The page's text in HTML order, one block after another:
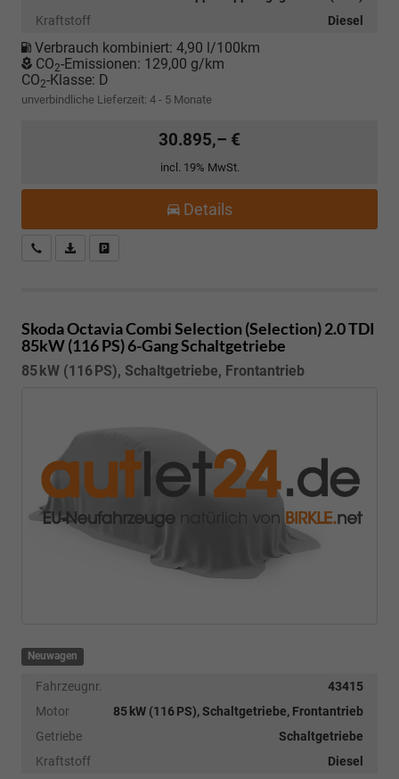
Kraftstoff
Diesel
Verbrauch kombiniert: 4,90 l/100km
CO2-Emissionen: 129,00 g/km
CO2-Klasse: D
unverbindliche Lieferzeit: 4 - 5 Monate
30.895,– €
incl. 19% MwSt.
Details
Kostenloser Rückruf-Service
PDF-Datei, Fahrzeugexposé drucken
Skoda Octavia CombiSelection (Selection) 2.0 TDI
85kW (116 PS) 6-Gang Schaltgetriebe
85 kW (116 PS), Schaltgetriebe, Frontantrieb
Neuwagen
Fahrzeugnr.
43415
Motor
85 kW (116 PS), Schaltgetriebe, Frontantrieb
Getriebe
Schaltgetriebe
Kraftstoff
Diesel